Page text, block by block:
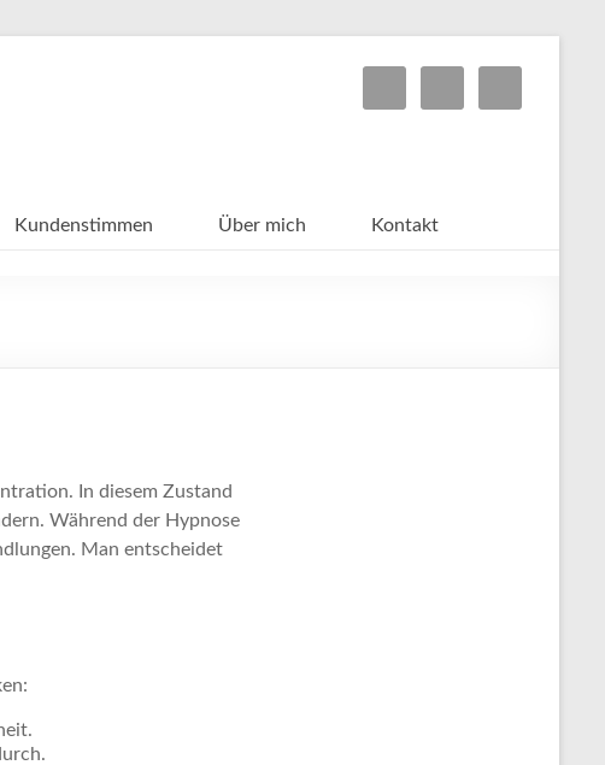
Kundenstimmen Über mich Kontakt
In diesem Zustand
Während der Hypnose
Man entscheidet